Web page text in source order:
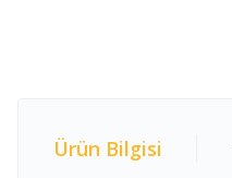
Ürün Bilgisi